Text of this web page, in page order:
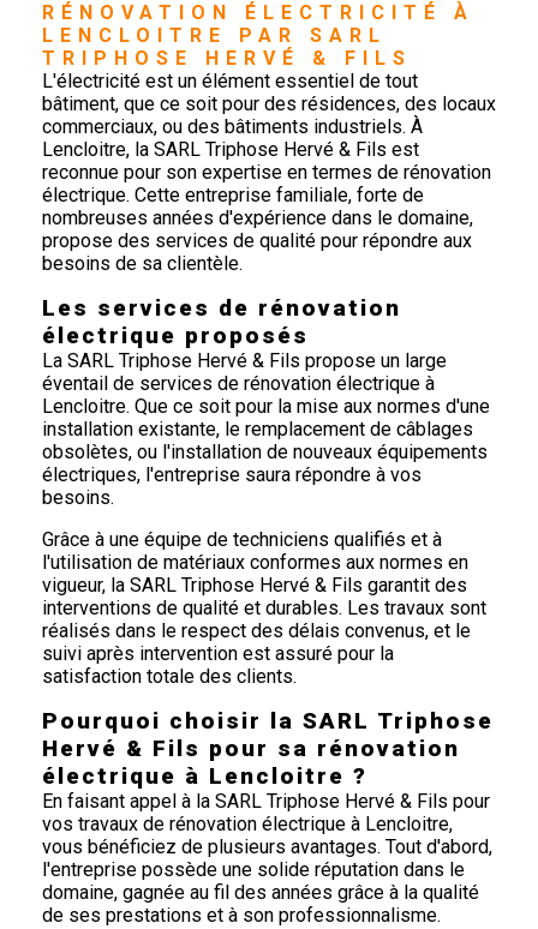
RÉNOVATION ÉLECTRICITÉ À
LENCLOITRE PAR SARL
TRIPHOSE HERVÉ & FILS
L'électricité est un élément essentiel de tout
bâtiment, que ce soit pour des résidences, des locaux
commerciaux, ou des bâtiments industriels. À
Lencloitre, la SARL Triphose Hervé & Fils est
reconnue pour son expertise en termes de rénovation
électrique. Cette entreprise familiale, forte de
nombreuses années d'expérience dans le domaine,
propose des services de qualité pour répondre aux
besoins de sa clientèle.
Les services de rénovation
électrique proposés
La SARL Triphose Hervé & Fils propose un large
éventail de services de rénovation électrique à
Lencloitre. Que ce soit pour la mise aux normes d'une
installation existante, le remplacement de câblages
obsolètes, ou l'installation de nouveaux équipements
électriques, l'entreprise saura répondre à vos
besoins.
Grâce à une équipe de techniciens qualifiés et à
l'utilisation de matériaux conformes aux normes en
vigueur, la SARL Triphose Hervé & Fils garantit des
interventions de qualité et durables. Les travaux sont
réalisés dans le respect des délais convenus, et le
suivi après intervention est assuré pour la
satisfaction totale des clients.
Pourquoi choisir la SARL Triphose
Hervé & Fils pour sa rénovation
électrique à Lencloitre ?
En faisant appel à la SARL Triphose Hervé & Fils pour
vos travaux de rénovation électrique à Lencloitre,
vous bénéficiez de plusieurs avantages. Tout d'abord,
l'entreprise possède une solide réputation dans le
domaine, gagnée au fil des années grâce à la qualité
de ses prestations et à son professionnalisme.